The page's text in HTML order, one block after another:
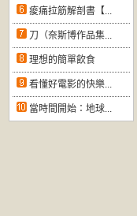
痠痛拉筋解剖書【...
刀（奈斯博作品集...
理想的簡單飲食
看懂好電影的快樂...
當時間開始：地球...